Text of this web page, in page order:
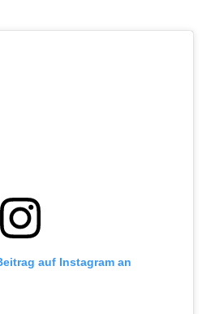
auf Instagram an